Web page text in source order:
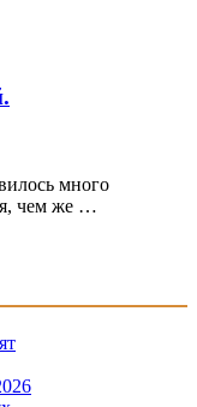
много
чем же …